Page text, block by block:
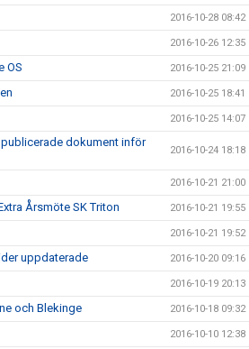
2016-10-28 08:42
2016-10-26 12:35
OS 2016-10-25 21:09
2016-10-25 18:41
2016-10-25 14:07
dokument inför
2016-10-24 18:18
2016-10-21 21:00
Årsmöte SK Triton 2016-10-21 19:55
2016-10-21 19:52
uppdaterade 2016-10-20 09:16
2016-10-19 20:13
och Blekinge 2016-10-18 09:32
2016-10-10 12:38